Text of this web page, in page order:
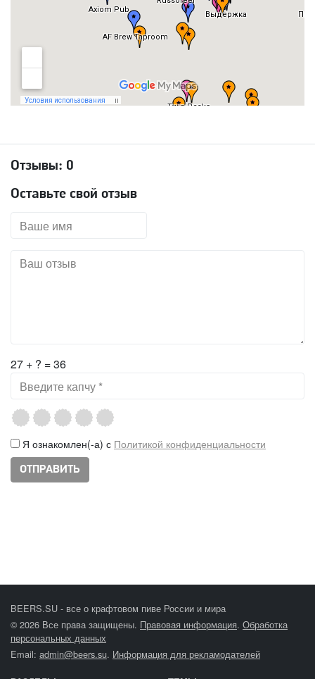
Отзывы: 0
Оставьте свой отзыв
27 + ? = 36
Я ознакомлен(-а) с Политикой конфиденциальности
BEERS.SU - все о крафтовом пиве России и мира
© 2026 Все права защищены. Правовая информация. Обработка
персональных данных
Email: admin@beers.su. Информация для рекламодателей